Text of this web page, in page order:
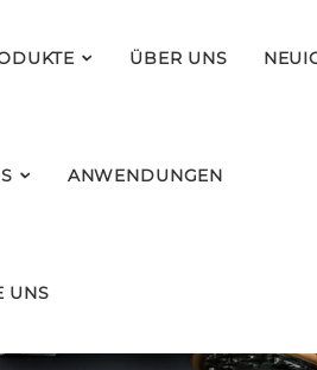
ÜBER UNS
ANWENDUNGEN
UNS